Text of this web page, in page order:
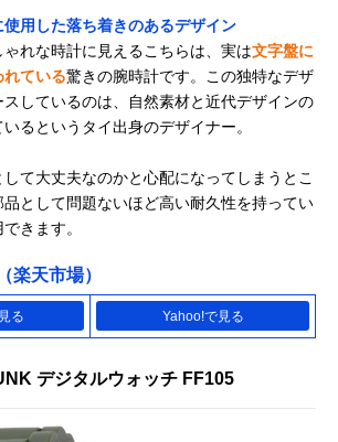
用した落ち着きのあるデザイン
れな時計に見えるこちらは、実は文字盤に
ている驚きの腕時計です。この独特なデザ
しているのは、自然素材と近代デザインの
るというタイ出身のデザイナー。
て大丈夫なのかと心配になってしまうとこ
として問題ないほど高い耐久性を持ってい
きます。
楽天市場）
る Yahoo!で見る
デジタルウォッチ FF105